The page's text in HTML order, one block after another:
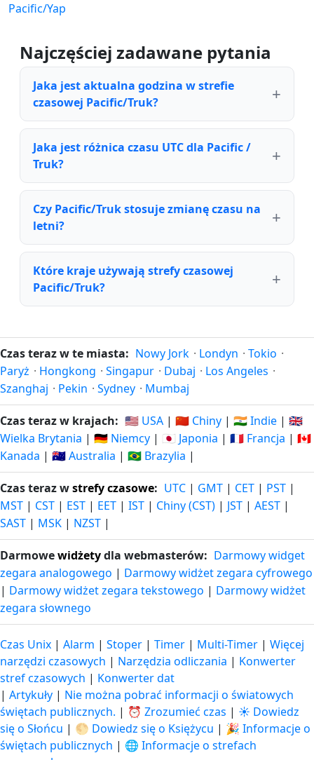
Pacific/Yap
Najczęściej zadawane pytania
Jaka jest aktualna godzina w strefie
czasowej Pacific/Truk?
Jaka jest różnica czasu UTC dla Pacific /
Truk?
Czy Pacific/Truk stosuje zmianę czasu na
letni?
Które kraje używają strefy czasowej
Pacific/Truk?
Czas teraz w te miasta: Nowy Jork · Londyn · Tokio ·
Paryż · Hongkong · Singapur · Dubaj · Los Angeles ·
Szanghaj · Pekin · Sydney · Mumbaj
Czas teraz w krajach: 🇺🇸 USA | 🇨🇳 Chiny | 🇮🇳 Indie | 🇬🇧
Wielka Brytania | 🇩🇪 Niemcy | 🇯🇵 Japonia | 🇫🇷 Francja | 🇨🇦
Kanada | 🇦🇺 Australia | 🇧🇷 Brazylia |
Czas teraz wstrefy czasowe: UTC | GMT | CET | PST |
MST | CST | EST | EET | IST | Chiny (CST) | JST | AEST |
SAST | MSK | NZST |
Darmowewidżetydla webmasterów: Darmowy widget
zegara analogowego | Darmowy widżet zegara cyfrowego
| Darmowy widżet zegara tekstowego | Darmowy widżet
zegara słownego
Czas Unix | Alarm | Stoper | Timer | Multi-Timer | Więcej
narzędzi czasowych | Narzędzia odliczania | Konwerter
stref czasowych | Konwerter dat
| Artykuły | Nie można pobrać informacji o światowych
świętach publicznych. | ⏰ Zrozumieć czas | ☀️ Dowiedz
się o Słońcu | 🌕 Dowiedz się o Księżycu | 🎉 Informacje o
świętach publicznych | 🌐 Informacje o strefach